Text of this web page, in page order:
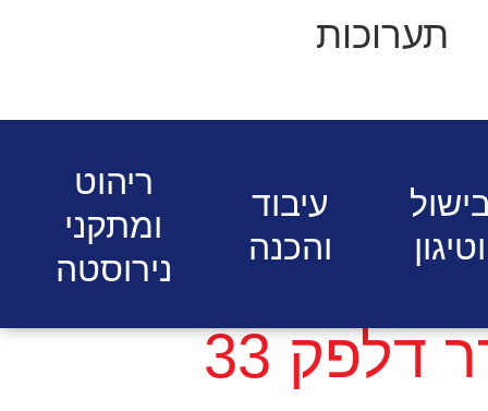
תערוכות
וטיגון
עיבוד
והכנה
ריהוט
ומתקני
נירוסטה
מזון כיור למקרר דלפק 33 ס"מ
כיור למקרר דלפק 33